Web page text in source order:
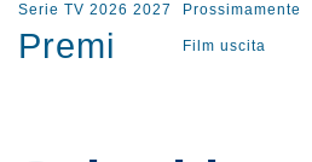
Serie TV 2026 2027 Prossimamente
Premi Film uscita